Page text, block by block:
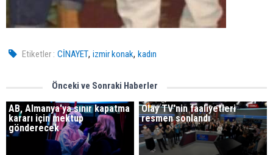
Etiketler : CİNAYET,izmir konak,kadın
Önceki ve Sonraki Haberler
AB, Almanya'ya sınır kapatma
kararı için mektup
gönderecek
Olay TV'nin faaliyetleri
resmen sonlandı